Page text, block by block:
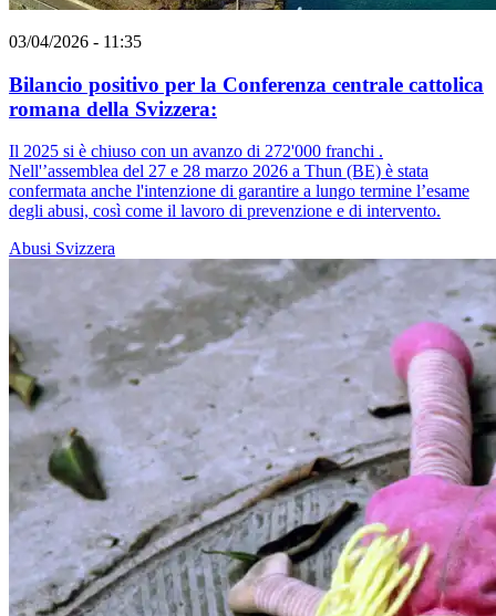
03/04/2026 - 11:35
Bilancio positivo per la Conferenza centrale cattolica
romana della Svizzera:
Il 2025 si è chiuso con un avanzo di 272'000 franchi .
Nell'’assemblea del 27 e 28 marzo 2026 a Thun (BE) è stata
confermata anche l'intenzione di garantire a lungo termine l’esame
degli abusi, così come il lavoro di prevenzione e di intervento.
Abusi Svizzera